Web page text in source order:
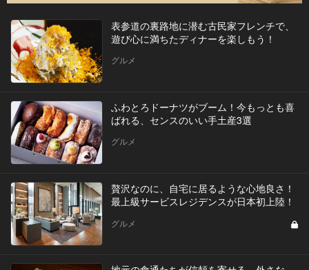
表参道の裏路地に潜む古民家フレンチで、
遊び心に満ちたディナーを楽しもう！
グルメ
ふわとろドーナツがブーム！今もっとも喜
ばれる、センスのいい手土産3選
グルメ
贅沢なのに、自宅に居るような心地良さ！
最上級サービスレジデンスが日本初上陸！
グルメ